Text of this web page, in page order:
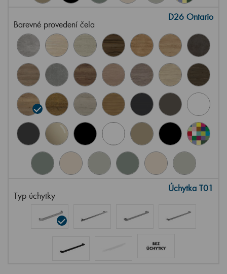
Barevné provedení čela
D26 Ontario
Typ úchytky
Úchytka T01